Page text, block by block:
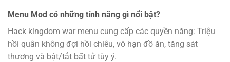
Menu Mod có những tính năng gì nổi bật?
Hack kingdom war menu cung cấp các quyền năng: Triệu
hồi quân không đợi hồi chiêu, vô hạn đồ ăn, tăng sát
thương và bật/tắt bất tử tùy ý.